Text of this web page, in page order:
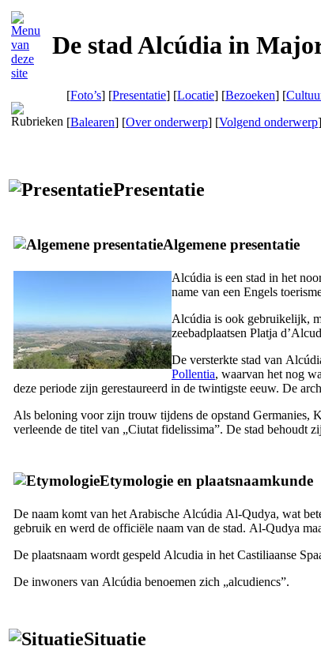
De stad Alcúdia in
[Foto’s] [Presentatie] [Locatie] [Bezoeken] [
[Balearen] [Over onderwerp] [Volgend onderwerp]
Presentatie
Algemene presentatie
Alcúdia is een stad in het
name van een Engels
Alcúdia is ook gebruikelijk,
zeebadplaatsen Platja
De versterkte stad van
Pollentia, waarvan het nog
deze periode zijn gerestaureerd in de twintigste eeuw. De
Als beloning voor zijn trouw tijdens de opstand Germanies,
verleende de titel van „Ciutat fidelissima”. De stad behoudt
Etymologie en plaatsnaamkunde
De naam komt van het Arabische Alcúdia Al-Qudya, wat
gebruik en werd de officiële naam van de stad. Al-Qudya
De plaatsnaam wordt gespeld Alcudia in het Castiliaanse
De inwoners van Alcúdia benoemen zich „alcudiencs”.
Situatie